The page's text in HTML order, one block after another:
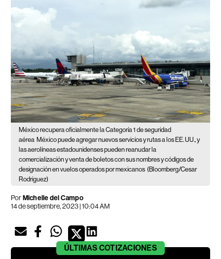
México recupera oficialmente la Categoría 1 de seguridad
aérea México puede agregar nuevos servicios y rutas a los EE. UU., y
las aerolíneas estadounidenses pueden reanudar la
comercialización y venta de boletos con sus nombres y códigos de
designación en vuelos operados por mexicanos (Bloomberg/Cesar
Rodriguez)
PorMichelle del Campo
14 de septiembre, 2023 | 10:04 AM
ÚLTIMAS COTIZACIONES